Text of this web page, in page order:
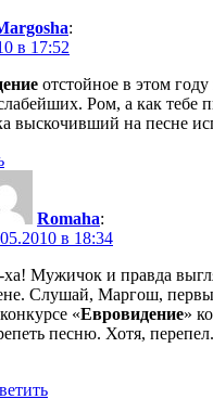
:
в 17:52
отстойное в этом
Ром, а как тебе
выскочивший на песне
Romaha:
в 18:34
Мужичок и правда
Слушай, Маргош,
«Евровидение»
песню. Хотя,